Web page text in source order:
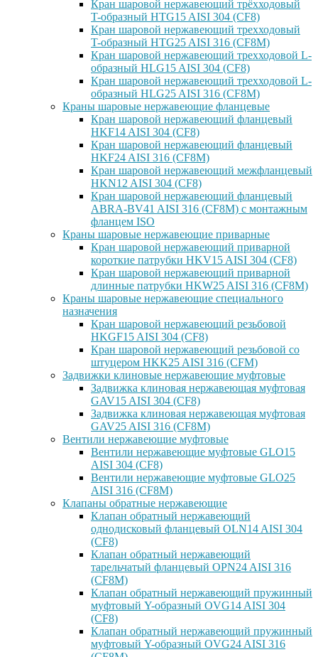
Кран шаровой нержавеющий трёхходовый
T-образный HTG15 AISI 304 (CF8)
Кран шаровой нержавеющий трехходовый
T-образный HTG25 AISI 316 (CF8M)
Кран шаровой нержавеющий трехходовой L-
образный HLG15 AISI 304 (CF8)
Кран шаровой нержавеющий трехходовой L-
образный HLG25 AISI 316 (CF8M)
Краны шаровые нержавеющие фланцевые
Кран шаровой нержавеющий фланцевый
HKF14 AISI 304 (CF8)
Кран шаровой нержавеющий фланцевый
HKF24 AISI 316 (CF8M)
Кран шаровой нержавеющий межфланцевый
HKN12 AISI 304 (CF8)
Кран шаровой нержавеющий фланцевый
ABRA-BV41 AISI 316 (CF8M) с монтажным
фланцем ISO
Краны шаровые нержавеющие приварные
Кран шаровой нержавеющий приварной
короткие патрубки HKV15 AISI 304 (CF8)
Кран шаровой нержавеющий приварной
длинные патрубки HKW25 AISI 316 (CF8M)
Краны шаровые нержавеющие специального
назначения
Кран шаровой нержавеющий резьбовой
HKGF15 AISI 304 (CF8)
Кран шаровой нержавеющий резьбовой со
штуцером HKK25 AISI 316 (CFM)
Задвижки клиновые нержавеющие муфтовые
Задвижка клиновая нержавеющая муфтовая
GAV15 AISI 304 (CF8)
Задвижка клиновая нержавеющая муфтовая
GAV25 AISI 316 (CF8M)
Вентили нержавеющие муфтовые
Вентили нержавеющие муфтовые GLO15
AISI 304 (CF8)
Вентили нержавеющие муфтовые GLO25
AISI 316 (CF8M)
Клапаны обратные нержавеющие
Клапан обратный нержавеющий
однодисковый фланцевый OLN14 AISI 304
(CF8)
Клапан обратный нержавеющий
тарельчатый фланцевый OPN24 AISI 316
(CF8M)
Клапан обратный нержавеющий пружинный
муфтовый Y-образный OVG14 AISI 304
(CF8)
Клапан обратный нержавеющий пружинный
муфтовый Y-образный OVG24 AISI 316